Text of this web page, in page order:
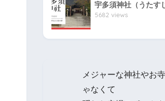
宇多須神社（うたす
5682 views
メジャーな神社やお
ゃなくて